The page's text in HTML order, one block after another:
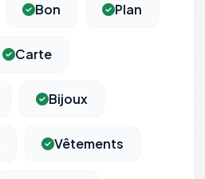
Bon Plan
Carte
Bijoux
Vêtements